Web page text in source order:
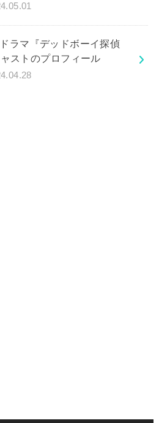
ラマ『デッドボーイ探偵
ストのプロフィール